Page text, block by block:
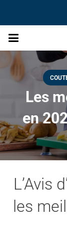
Les
en
L’Avis
les